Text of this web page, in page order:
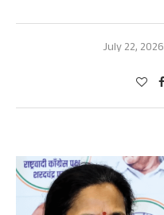
July 22, 2026